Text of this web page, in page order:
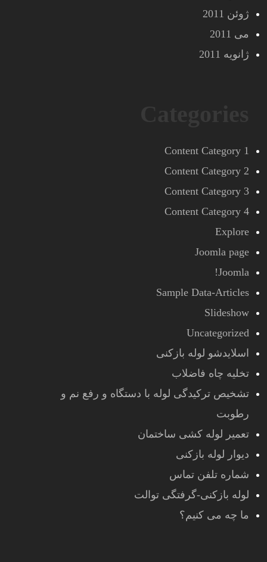
ژوئن 2011
می 2011
ژانویه 2011
Content Category 1
Content Category 2
Content Category 3
Content Category 4
Explore
Joomla page
Joomla!
Sample Data-Articles
Slideshow
Uncategorized
اسلایدشو لوله بازکنی
تخلیه چاه فاضلاب
تشخیص ترکیدگی لوله با دستگاه و رفع نم و
رطوبت
تعمیر لوله کشی ساختمان
دیوار لوله بازکنی
شماره تلفن تماس
لوله بازکنی-گرفتگی توالت
ما چه می کنیم؟